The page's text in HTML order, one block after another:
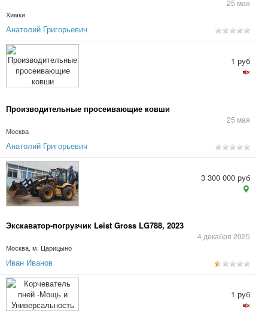
25 мая
Химки
Анатолий Григорьевич
Производительные просеивающие ковши
25 мая
Москва
1 руб
Анатолий Григорьевич
Экскаватор-погрузчик Leist Gross LG788, 2023
4 декабря 2025
Москва, м. Царицыно
3 300 000 руб
Иван Иванов
1 руб